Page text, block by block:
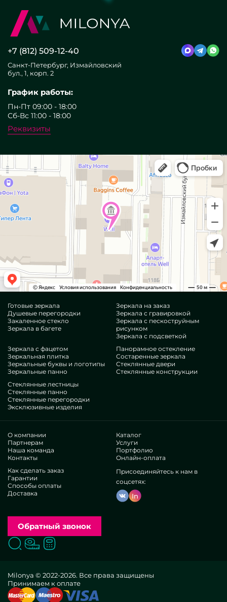
+7 (812) 509-12-40
Санкт-Петербург, Измайловский
бул., 1, корп. 2
График работы:
Пн-Пт 09:00 - 18:00
Сб-Вс 11:00 - 18:00
Реквизиты
Готовые зеркала
Душевые перегородки
Закаленное стекло
Зеркала в багете
Зеркала на заказ
Зеркала с гравировкой
Зеркала с пескоструйным
рисунком
Зеркала с подсветкой
Зеркала с фацетом
Зеркальная плитка
Зеркальные буквы и логотипы
Зеркальные панно
Панорамное остекление
Состаренные зеркала
Стеклянные двери
Стеклянные конструкции
Стеклянные лестницы
Стеклянные панно
Стеклянные перегородки
Эксклюзивные изделия
О компании
Партнерам
Наша команда
Контакты
Каталог
Услуги
Портфолио
Онлайн-оплата
Как сделать заказ
Гарантии
Способы оплаты
Доставка
Присоединяйтесь к нам в
соцсетях:
In
Обратный звонок
ПоискВызвать замерщика
Milonya © 2022-2026. Все права защищены
Принимаем к оплате